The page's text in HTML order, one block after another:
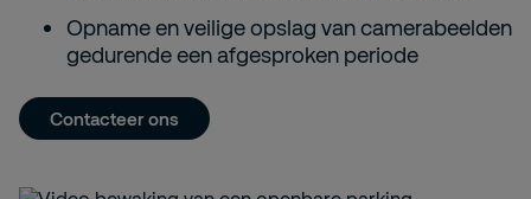
Opname en veilige opslag van camerabeelden
gedurende een afgesproken periode
Contacteer ons